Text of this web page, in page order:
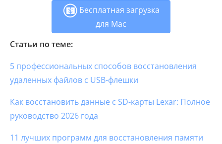
Бесплатная загрузка
для Mac
Статьи по теме:
5 профессиональных способов восстановления
удаленных файлов с USB-флешки
Как восстановить данные с SD-карты Lexar: Полное
руководство 2026 года
11 лучших программ для восстановления памяти